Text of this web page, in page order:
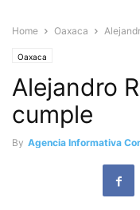
Home Oaxaca
Oaxaca
Alejandro
cumple
By Agencia Informativa